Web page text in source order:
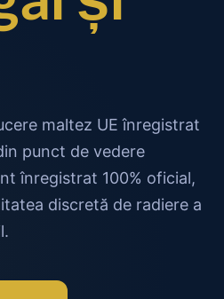
maltez UE înregistrat
punct de vedere
înregistrat 100% oficial,
discretă de radiere a